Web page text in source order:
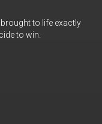
to life exactly
to win.